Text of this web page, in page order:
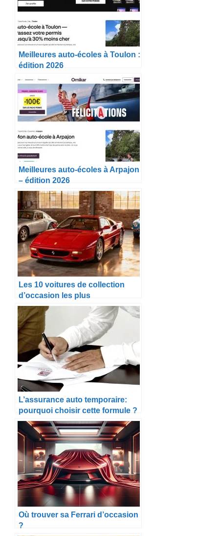
Meilleures auto-écoles à Toulon :
édition 2026
Meilleures auto-écoles à Arpajon
– édition 2026
Les 10 voitures de collection
d’occasion les plus
emblématiques à acheter en
2025
L’assurance auto temporaire:
pourquoi choisir cette formule ?
Où trouver sa Ferrari d’occasion
?